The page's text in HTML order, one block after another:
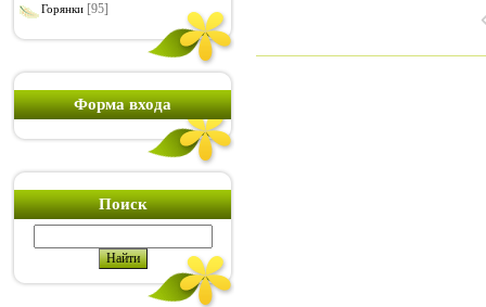
Горянки [95]
Форма входа
Поиск